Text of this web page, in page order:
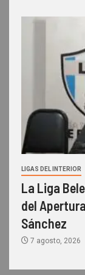
LIGAS DEL INTERIOR
La Liga
del
Sánchez
7 agosto, 2026